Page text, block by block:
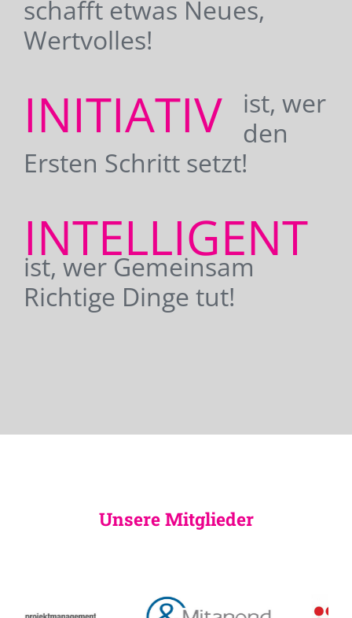
schafft etwas Neues,
Wertvolles!
INITIATIV
ist, wer
den
Ersten Schritt setzt!
INTELLIGENT
ist, wer Gemeinsam
Richtige Dinge tut!
Unsere Mitglieder